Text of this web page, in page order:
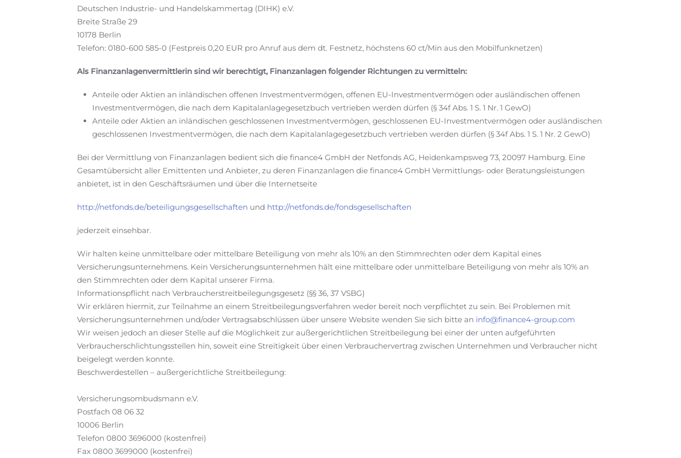
Deutschen Industrie- und Handelskammertag (DIHK) e.V.
Breite Straße 29
10178 Berlin
Telefon: 0180-600 585-0 (Festpreis 0,20 EUR pro Anruf aus dem dt. Festnetz, höchstens 60 ct/Min aus den Mobilfunknetzen)
Als Finanzanlagenvermittlerin sind wir berechtigt, Finanzanlagen folgender Richtungen zu vermitteln:
Anteile oder Aktien an inländischen offenen Investmentvermögen, offenen EU-Investmentvermögen oder ausländischen offenen
Investmentvermögen, die nach dem Kapitalanlagegesetzbuch vertrieben werden dürfen (§ 34f Abs. 1 S. 1 Nr. 1 GewO)
Anteile oder Aktien an inländischen geschlossenen Investmentvermögen, geschlossenen EU-Investmentvermögen oder ausländischen
geschlossenen Investmentvermögen, die nach dem Kapitalanlagegesetzbuch vertrieben werden dürfen (§ 34f Abs. 1 S. 1 Nr. 2 GewO)
Bei der Vermittlung von Finanzanlagen bedient sich die finance4 GmbH der Netfonds AG, Heidenkampsweg 73, 20097 Hamburg. Eine
Gesamtübersicht aller Emittenten und Anbieter, zu deren Finanzanlagen die finance4 GmbH Vermittlungs- oder Beratungsleistungen
anbietet, ist in den Geschäftsräumen und über die Internetseite
http://netfonds.de/beteiligungsgesellschaften und http://netfonds.de/fondsgesellschaften
jederzeit einsehbar.
Wir halten keine unmittelbare oder mittelbare Beteiligung von mehr als 10% an den Stimmrechten oder dem Kapital eines
Versicherungsunternehmens. Kein Versicherungsunternehmen hält eine mittelbare oder unmittelbare Beteiligung von mehr als 10% an
den Stimmrechten oder dem Kapital unserer Firma.
Informationspflicht nach Verbraucherstreitbeilegungsgesetz (§§ 36, 37 VSBG)
Wir erklären hiermit, zur Teilnahme an einem Streitbeilegungsverfahren weder bereit noch verpflichtet zu sein. Bei Problemen mit
Versicherungsunternehmen und/oder Vertragsabschlüssen über unsere Website wenden Sie sich bitte an info@finance4-group.com
Wir weisen jedoch an dieser Stelle auf die Möglichkeit zur außergerichtlichen Streitbeilegung bei einer der unten aufgeführten
Verbraucherschlichtungsstellen hin, soweit eine Streitigkeit über einen Verbrauchervertrag zwischen Unternehmen und Verbraucher nicht
beigelegt werden konnte.
Beschwerdestellen – außergerichtliche Streitbeilegung:
Versicherungsombudsmann e.V.
Postfach 08 06 32
10006 Berlin
Telefon 0800 3696000 (kostenfrei)
Fax 0800 3699000 (kostenfrei)